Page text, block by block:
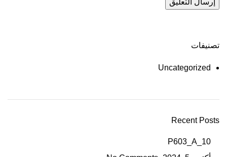
تصنيفات
Uncategorized
Recent Posts
P603_A_10